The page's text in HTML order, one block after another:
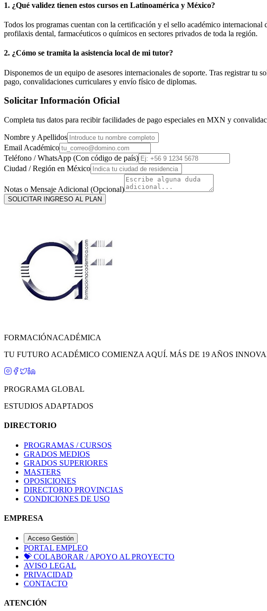
1. ¿Qué validez tienen estos cursos en Latinoamérica y México?
Todos los programas cuentan con la certificación y el sello académico internacional
profilaxis dental, farmacéuticos o químicos en sectores privados de toda la región.
2. ¿Cómo se tramita la asistencia local de mi tutor?
Disponemos de un equipo de asesores internacionales de soporte. Tras registrar
pago, convalidaciones curriculares y envío físico de diplomas.
Solicitar Información Oficial
Completa tus datos para recibir facilidades de pago especiales en MXN y
Nombre y Apellidos
Email Académico
Teléfono / WhatsApp (Con código de país)
Ciudad / Región en México
Notas o Mensaje Adicional (Opcional)
SOLICITAR INGRESO AL PLAN
FORMACIÓNACADÉMICA
TU FUTURO ACADÉMICO COMIENZA AQUÍ. MÁS DE 19 AÑOS
PROGRAMA GLOBAL
ESTUDIOS ADAPTADOS
DIRECTORIO
PROGRAMAS / CURSOS
GRADOS MEDIOS
GRADOS SUPERIORES
MASTERS
OPOSICIONES
DIRECTORIO PROVINCIAS
CONDICIONES DE USO
EMPRESA
Acceso Gestión
PORTAL EMPLEO
💝 COLABORAR / APOYO AL PROYECTO
AVISO LEGAL
PRIVACIDAD
CONTACTO
ATENCIÓN